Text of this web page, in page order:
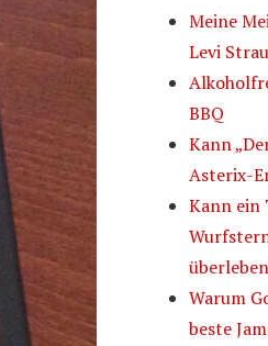
Meine
Levi
BBQ
Kann
Asterix-
Kann ein
Warum
beste